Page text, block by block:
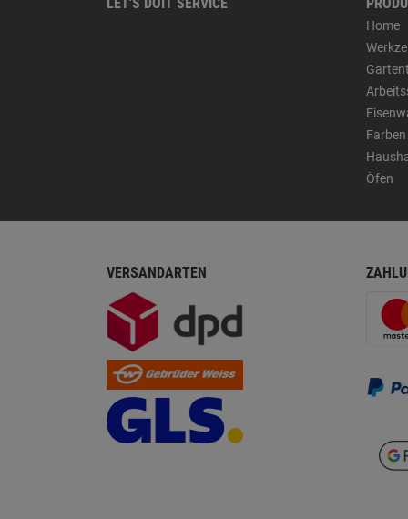
Home
Öfen
VERSANDARTEN